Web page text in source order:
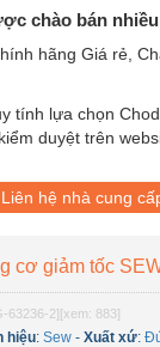
chào bán
hãng Giá rẻ,
tính lựa chọn
duyệt trên
hệ nhà cung
cơ giảm tốc
63236-2][xem: 883]
hiệu:Sew -Xuất xứ: